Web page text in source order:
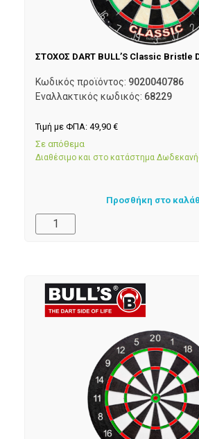
ΣΤΟΧΟΣ DART BULL’S Classic Bristle
Κωδικός προϊόντος: 9020040786
Εναλλακτικός κωδικός: 68229
Τιμή με ΦΠΑ: 49,90 €
Σε απόθεμα
Διαθέσιμο και στο κατάστημα
Προσθήκη στο